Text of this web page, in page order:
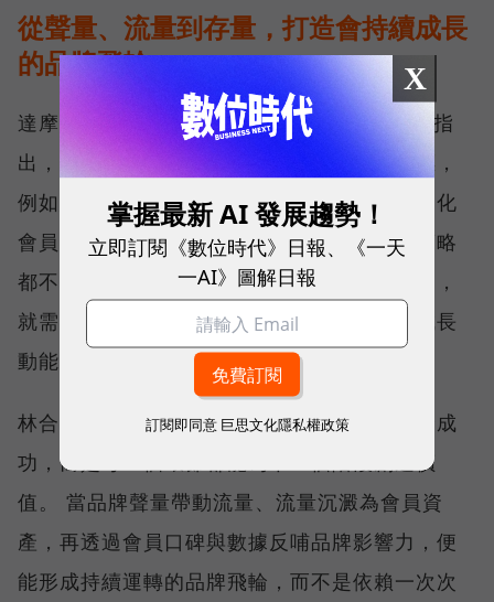
從聲量、流量到存量，打造會持續成長
的品牌飛輪
達摩媒體暨影領國際執行長林合政（Adam）指
出，企業在不同成長階段都有明確的經營目標，
例如建立品牌聲量、透過廣告帶動流量，或深化
會員經營、提升顧客價值。然而，任何一項策略
都不可能無限放大成效，當成長逐漸趨於飽和，
就需要下一個階段接力，才能持續創造新的成長
動能。
林合政表示，真正重要的，不是哪一個環節最成
功，而是每一個環節都能為下一個階段創造價
值。 當品牌聲量帶動流量、流量沉澱為會員資
產，再透過會員口碑與數據反哺品牌影響力，便
能形成持續運轉的品牌飛輪，而不是依賴一次次
X
掌握最新 AI 發展趨勢！
立即訂閱《數位時代》日報、《一天
一AI》圖解日報
訂閱即同意 巨思文化隱私權政策